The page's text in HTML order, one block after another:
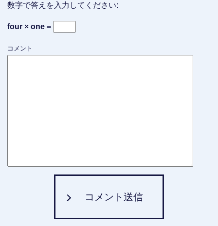
数字で答えを入力してください:
four × one =
コメント
コメント送信